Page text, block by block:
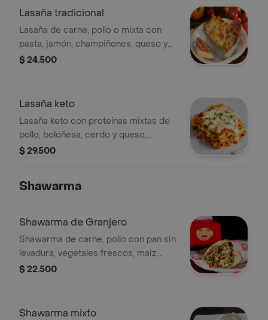
Lasaña tradicional
Lasaña de carne, pollo o mixta con
pasta, jamón, champiñones, queso y
salsa carbonara.
$ 24.500
Lasaña keto
Lasaña keto con proteínas mixtas de
pollo, boloñesa, cerdo y queso,
cubierta con perejil.
$ 29.500
Shawarma
Shawarma de Granjero
Shawarma de carne, pollo con pan sin
levadura, vegetales frescos, maiz,
tocineta y salsa de la casa.
$ 22.500
Shawarma mixto